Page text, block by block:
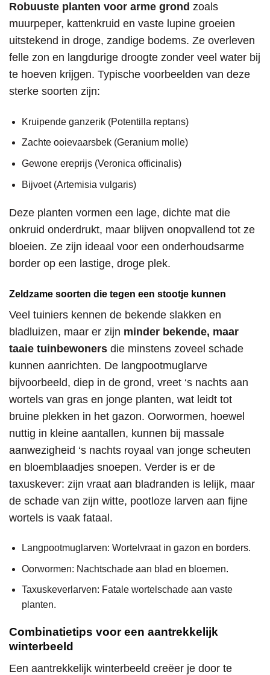
Robuuste planten voor arme grond zoals
muurpeper, kattenkruid en vaste lupine groeien
uitstekend in droge, zandige bodems. Ze overleven
felle zon en langdurige droogte zonder veel water bij
te hoeven krijgen. Typische voorbeelden van deze
sterke soorten zijn:
Kruipende ganzerik (Potentilla reptans)
Zachte ooievaarsbek (Geranium molle)
Gewone ereprijs (Veronica officinalis)
Bijvoet (Artemisia vulgaris)
Deze planten vormen een lage, dichte mat die
onkruid onderdrukt, maar blijven onopvallend tot ze
bloeien. Ze zijn ideaal voor een onderhoudsarme
border op een lastige, droge plek.
Zeldzame soorten die tegen een stootje kunnen
Veel tuiniers kennen de bekende slakken en
bladluizen, maar er zijn minder bekende, maar
taaie tuinbewoners die minstens zoveel schade
kunnen aanrichten. De langpootmuglarve
bijvoorbeeld, diep in de grond, vreet ‘s nachts aan
wortels van gras en jonge planten, wat leidt tot
bruine plekken in het gazon. Oorwormen, hoewel
nuttig in kleine aantallen, kunnen bij massale
aanwezigheid ‘s nachts royaal van jonge scheuten
en bloemblaadjes snoepen. Verder is er de
taxuskever: zijn vraat aan bladranden is lelijk, maar
de schade van zijn witte, pootloze larven aan fijne
wortels is vaak fataal.
Langpootmuglarven: Wortelvraat in gazon en borders.
Oorwormen: Nachtschade aan blad en bloemen.
Taxuskeverlarven: Fatale wortelschade aan vaste
planten.
Combinatietips voor een aantrekkelijk
winterbeeld
Een aantrekkelijk winterbeeld creëer je door te